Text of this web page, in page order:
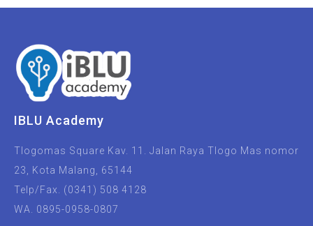
IBLU Academy
Tlogomas Square Kav. 11. Jalan Raya Tlogo Mas nomor
23, Kota Malang, 65144
Telp/Fax. (0341) 508 4128
WA. 0895-0958-0807